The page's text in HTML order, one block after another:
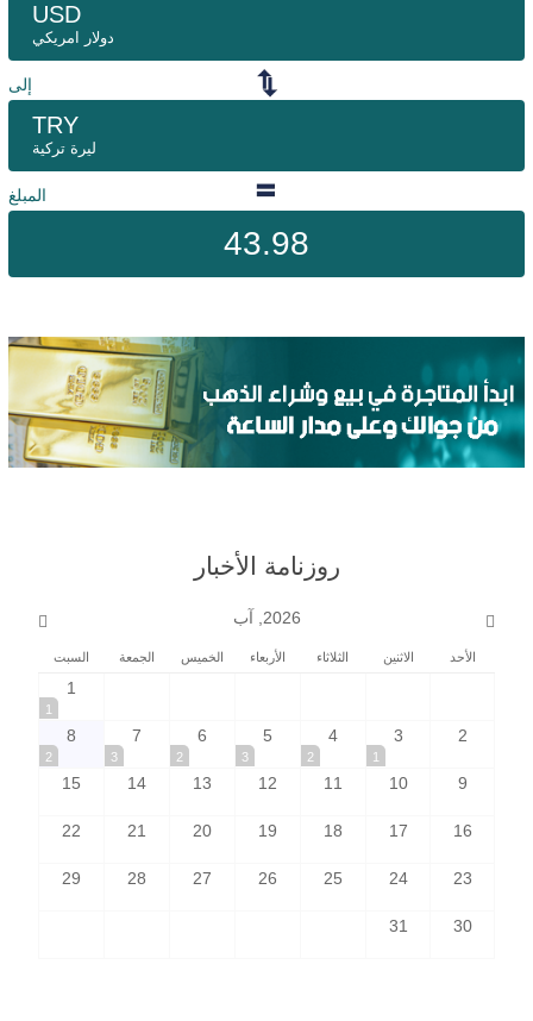
USD
دولار امريكي
إلى
TRY
ليرة تركية
المبلغ
43.98
روزنامة الأخبار
2026, آب
الأحد الاثنين الثلاثاء الأربعاء الخميس الجمعة السبت
1
1
2
3
1
4
2
5
3
6
2
7
3
8
2
9
10
11
12
13
14
15
16
17
18
19
20
21
22
23
24
25
26
27
28
29
30
31